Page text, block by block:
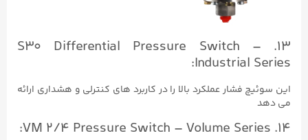
13. S30 Differential Pressure Switch –
Industrial Series:
این سوئیچ فشار عملکرد بالا را در کاربرد های کنترلی و هشداری ارائه
می دهد
14. VM 2/4 Pressure Switch – Volume Series: